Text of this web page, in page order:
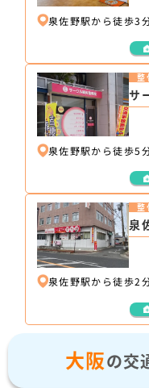
泉佐野駅から徒歩3
サ
整
泉佐野駅から徒歩5
泉
整
泉佐野駅から徒歩2
大阪の交